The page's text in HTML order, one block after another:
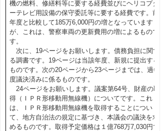
機の燃料、修繕料等に要する経費並びにヘリコプタ
ーテレビ用設備の保守委託等に要する経費です。前
年度と比較して185万6,000円の増となっています
が、これは、警察車両の更新費用の増によるもので
す。
次に、19ページをお願いします。債務負担に関す
る調書です。19ページは当該年度、新規に提出する
ものです。次の20ページから23ページまでは、過年
度議決済みに係るものです。
24ページをお願いします。議案第64号、財産の取
得（ＩＰＲ形移動用無線機）についてです。これ
は、ＩＰＲ形移動用無線機を取得することについ
て、地方自治法の規定に基づき、本議会の議決を求
めるものです。取得予定価格は１億768万7,030円で